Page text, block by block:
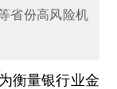
省份高风险机
衡量银行业金